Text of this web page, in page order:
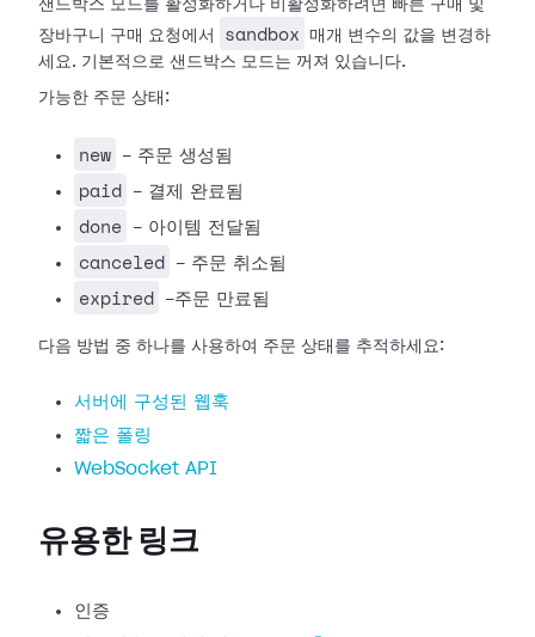
샌드박스 모드를 활성화하거나 비활성화하려면 빠른 구매 및
장바구니 구매 요청에서
sandbox
매개 변수의 값을 변경하
세요. 기본적으로 샌드박스 모드는 꺼져 있습니다.
가능한 주문 상태:
new - 주문 생성됨
paid - 결제 완료됨
done - 아이템 전달됨
canceled - 주문 취소됨
expired -주문 만료됨
다음 방법 중 하나를 사용하여 주문 상태를 추적하세요:
서버에 구성된 웹훅
짧은 폴링
WebSocket API
유용한 링크
인증